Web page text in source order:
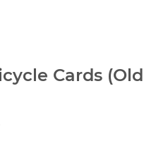
Cards (Old